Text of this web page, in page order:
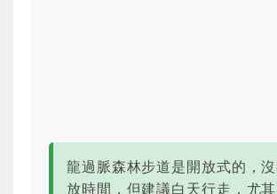
龍過脈森林步道是開放式的，
放時間，但建議白天行走，尤